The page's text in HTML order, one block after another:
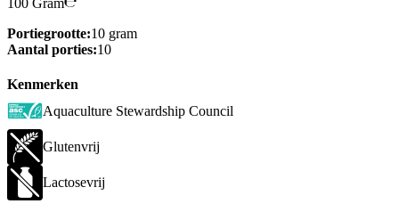
100 Gram
Portiegrootte:10 gram
Aantal porties:10
Kenmerken
Aquaculture Stewardship Council
Glutenvrij
Lactosevrij